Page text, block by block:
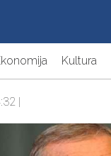
Kultura
|